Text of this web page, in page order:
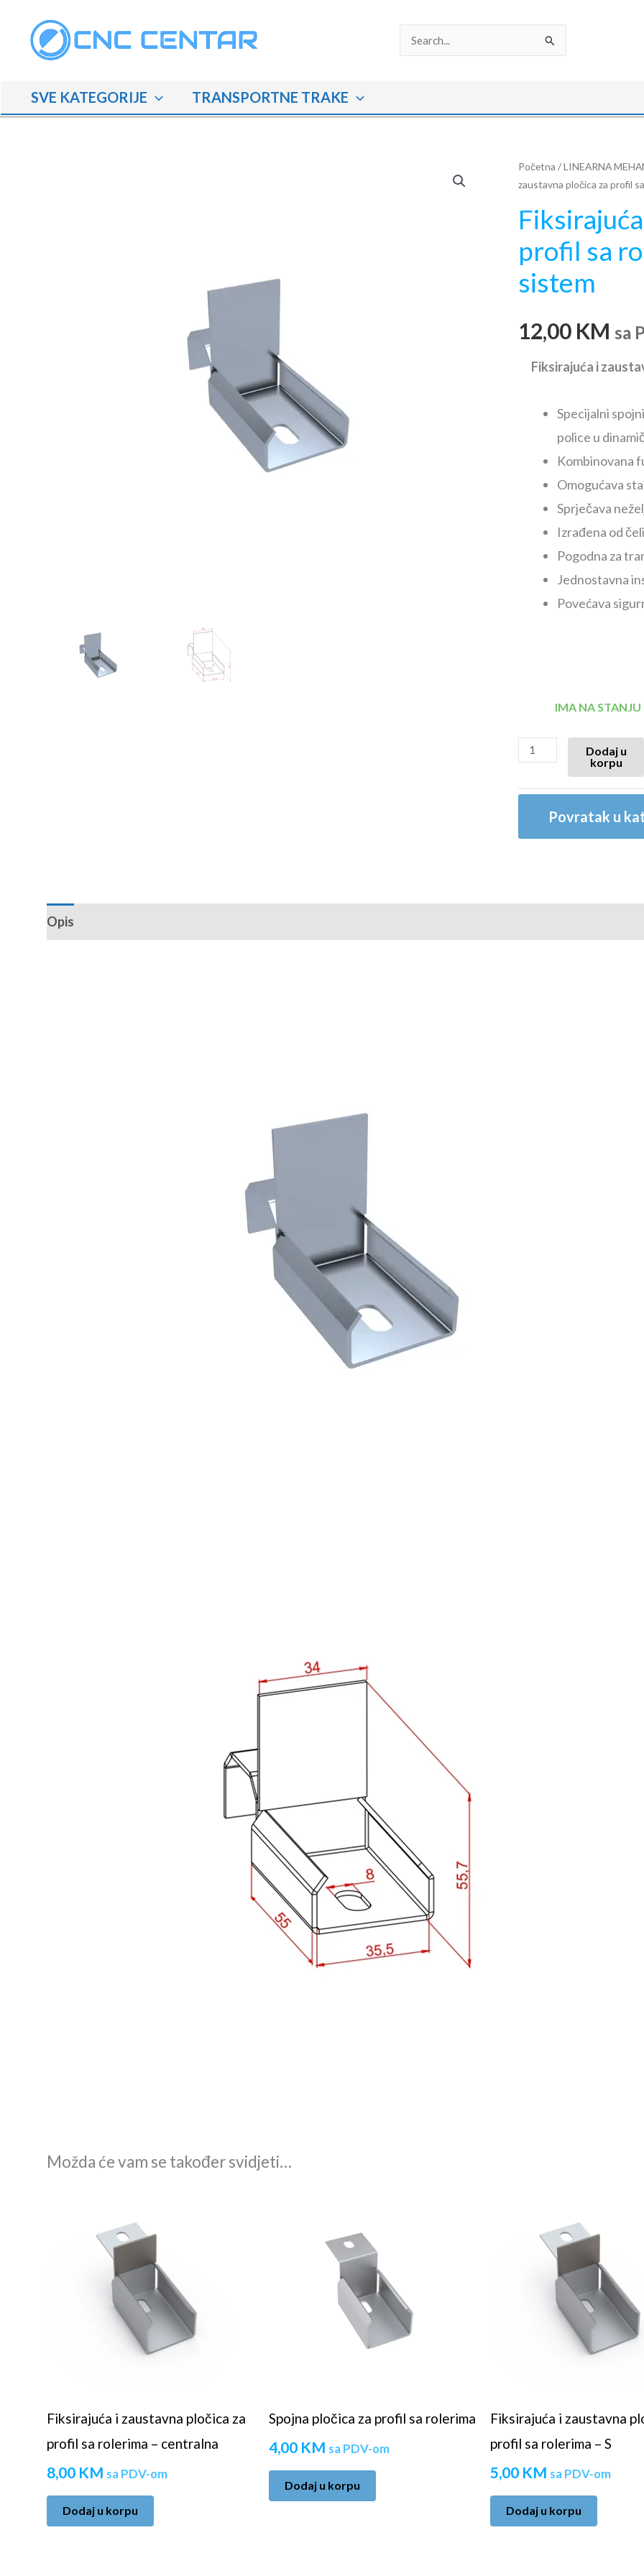
content
Search
SVE KATEGORIJE TRANSPORTNE TRAKE
Početna /LINEARNA
zaustavna pločica za profil
profil sa
sistem
12,00 KM sa
Fiksirajuća i
Specijalni
police u
Kombinovana
Omogućava
Sprječava
Izrađena od
Pogodna za
Jednostavna
Povećava
IMA NA STANJU
Fiksirajuća
i
pločica
profil
sa
55mm
-
FIFO
Dodaj u
korpu
Povratak u
Opis
Možda će vam se također svidjeti…
Fiksirajuća i zaustavna pločica za
profil sa rolerima – centralna
8,00 KM sa PDV-om
Dodaj u korpu
Spojna pločica za profil sa rolerima
4,00 KM sa PDV-om
Dodaj u korpu
Fiksirajuća i zaustavna
profil sa rolerima – S
5,00 KM sa PDV-om
Dodaj u korpu